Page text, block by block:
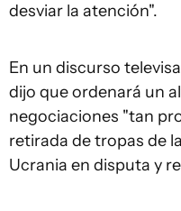
desviar la atención".
En un discurso
dijo que ordenará un
negociaciones "tan
retirada de tropas de
Ucrania en disputa y